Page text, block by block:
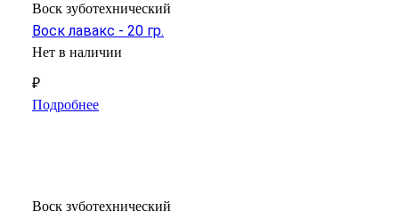
Воск зуботехнический
Воск лавакс - 20 гр.
Нет в наличии
₽
Подробнее
Воск зуботехнический